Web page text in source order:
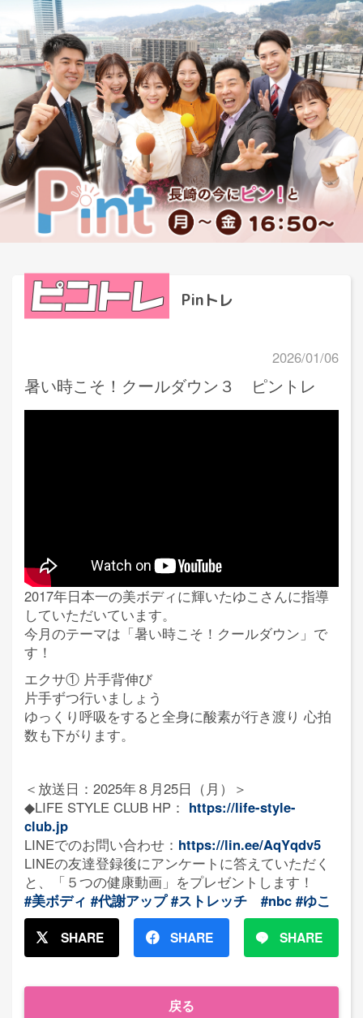
Pinトレ
2026/01/06
暑い時こそ！クールダウン３ ピントレ
2017年日本一の美ボディに輝いたゆこさんに指導
していただいています。
今月のテーマは「暑い時こそ！クールダウン」で
す！
エクサ① 片手背伸び
片手ずつ行いましょう
ゆっくり呼吸をすると全身に酸素が行き渡り 心拍
数も下がります。
＜放送日：2025年８月25日（月）＞
◆LIFE STYLE CLUB HP： https://life-style-
club.jp
LINEでのお問い合わせ： https://lin.ee/AqYqdv5
LINEの友達登録後にアンケートに答えていただく
と、「５つの健康動画」をプレゼントします！
#美ボディ #代謝アップ #ストレッチ #nbc #ゆこ
SHARE SHARE SHARE
戻る